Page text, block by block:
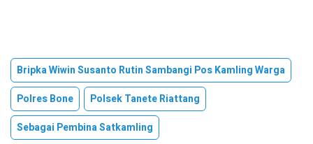
Bripka Wiwin Susanto Rutin Sambangi Pos Kamling Warga
Polres Bone
Polsek Tanete Riattang
Sebagai Pembina Satkamling